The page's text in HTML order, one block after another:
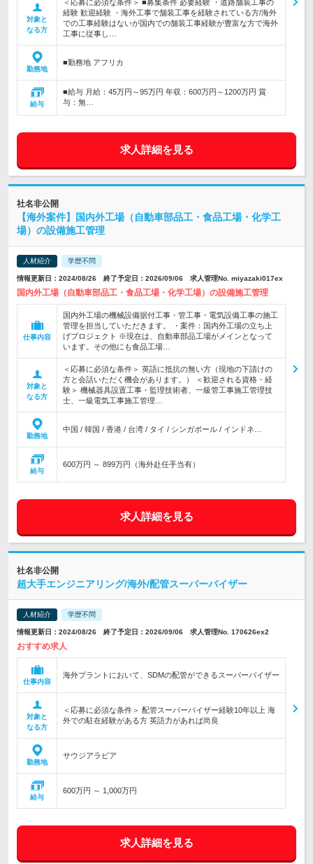
対象と
なる方
＜応募に必須な条件＞ ■募集条件 必要経験 ・道路舗装工事の
経験 歓迎経験 ・海外工事で舗装工事を経験されている方/海外
での工事経験はないが国内での舗装工事経験が豊富な方で海外
工事に従事し…
勤務地
■勤務地 アフリカ
給与
■給与 月給：45万円～95万円 年収：600万円～1200万円 賞
与：無…
求人詳細を見る
社名非公開
【海外案件】国内外工場（自動車部品工・食品工場・化学工
場）の設備施工管理
人材紹介 学歴不問
情報更新日：2024/08/26 終了予定日：2026/09/06 求人管理No. miyazaki017ex
国内外工場（自動車部品工・食品工場・化学工場）の設備施工管理
仕事内容
国内外工場の機械設備据付工事・管工事・電気設備工事の施工
管理を担当していただきます。 ・案件：国内外工場の立ち上
げプロジェクト ※現在は、自動車部品工場がメインとなって
います。その他にも食品工場…
対象と
なる方
＜応募に必須な条件＞ 英語に抵抗の無い方（現地の下請けの
方と会話いただく機会があります。） ＜歓迎される資格・経
験＞ 機械器具設置工事・監理技術者、一級管工事施工管理技
士、一級電気工事施工管理…
勤務地
中国 / 韓国 / 香港 / 台湾 / タイ / シンガポール / インドネ…
給与
600万円 ～ 899万円（海外赴任手当有）
求人詳細を見る
社名非公開
超大手エンジニアリング/海外/配管スーパーバイザー
人材紹介 学歴不問
情報更新日：2024/08/26 終了予定日：2026/09/06 求人管理No. 170626ex2
おすすめ求人
仕事内容
海外プラントにおいて、SDMの配管ができるスーパーバイザー
対象と
なる方
＜応募に必須な条件＞ 配管スーパーバイザー経験10年以上 海
外での駐在経験がある方 英語力があれば尚良
勤務地
サウジアラビア
給与
600万円 ～ 1,000万円
求人詳細を見る